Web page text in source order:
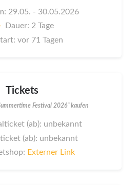
29.05. - 30.05.2026
Dauer: 2 Tage
vor 71 Tagen
Tickets
Festival 2026" kaufen
(ab): unbekannt
(ab): unbekannt
Externer Link